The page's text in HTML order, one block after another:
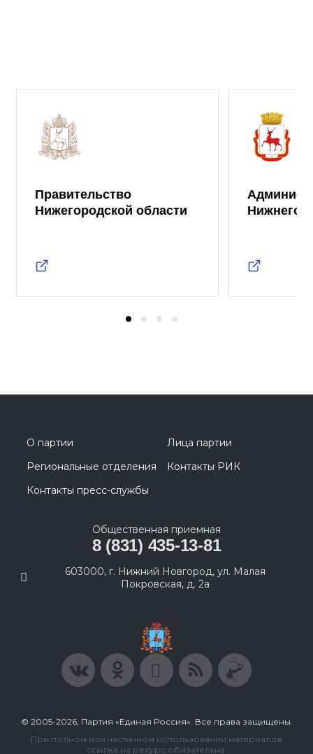
Правительство
Нижегородской области
Нижнего
О партии
Лица партии
Региональные отделения
Контакты РИК
Контакты пресс-службы
Общественная приемная
8 (831) 435-13-81
603000, г. Нижний Новгород, ул. Малая
Покровская, д. 2а
© 2005-2026, Партия «Единая Россия». Все права защищены.
При полном или частичном использовании материалов
ссылка на ресурс обязательна.